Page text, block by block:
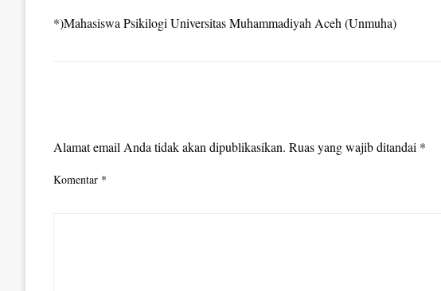
*)Mahasiswa Psikilogi Universitas Muhammadiyah Aceh (Unmuha)
Alamat email Anda tidak akan dipublikasikan. Ruas yang wajib ditandai *
Komentar *